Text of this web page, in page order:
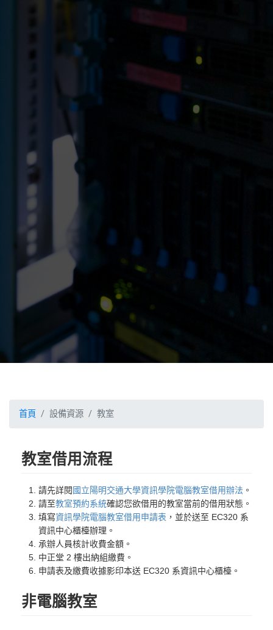
首頁 設備資源 教室
教室借用流程
請先詳閱 國立陽明交通大學資訊學院電腦教室借用辦法 。
請至教室預約系統確認您欲借用的教室當前的借用狀態。
填寫資訊學院電腦教室借用申請表 ，並於送至 EC320 系
資訊中心櫃檯辦理。
承辦人員核計收費金額。
中正堂 2 樓出納組繳費。
申請表及繳費收據影印本送 EC320 系資訊中心櫃檯。
非電腦教室